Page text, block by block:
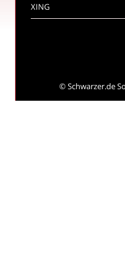
XING
©Schwarzer.de